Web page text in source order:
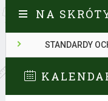
NA
STANDARDY